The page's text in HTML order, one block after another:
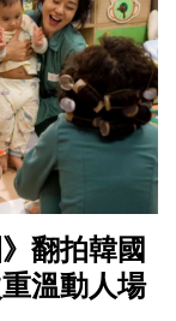
翻拍韓國
溫動人場